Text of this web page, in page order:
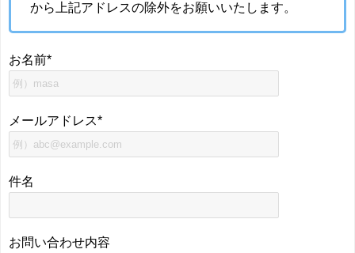
から上記アドレスの除外をお願いいたします。
お名前*
メールアドレス*
件名
お問い合わせ内容